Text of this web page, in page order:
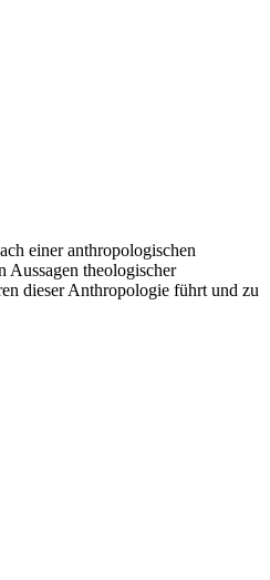
einer anthropologischen
Aussagen theologischer
dieser Anthropologie führt und zu